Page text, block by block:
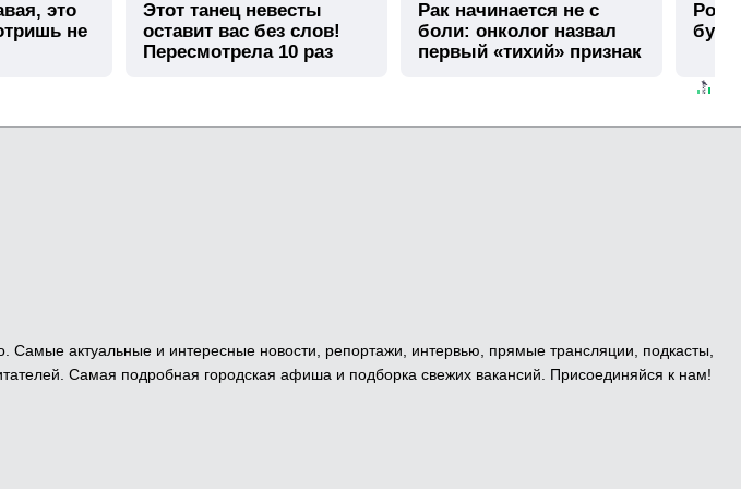
это
не
Этот танец невесты
оставит вас без слов!
Пересмотрела 10 раз
Рак начинается не с
боли: онколог назвал
первый «тихий» признак
Самые актуальные и интересные новости, репортажи, интервью, прямые трансляции, подкасты,
Самая подробная городская афиша и подборка свежих вакансий. Присоединяйся к нам!